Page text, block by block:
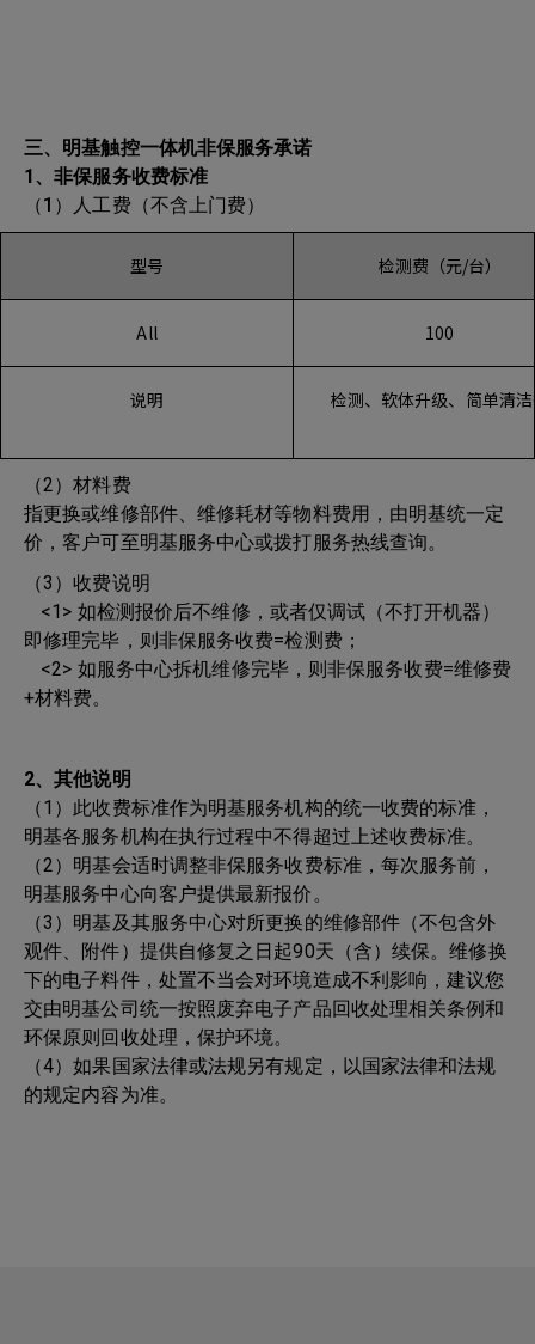
三、明基触控一体机非保服务承诺
1、非保服务收费标准
（1）人工费（不含上门费）
型号 检测费（元/台）
All 100
说明 检测、软体升级、简单清
（2）材料费
指更换或维修部件、维修耗材等物料费用，由明基统一定
价，客户可至明基服务中心或拨打服务热线查询。
（3）收费说明
<1> 如检测报价后不维修，或者仅调试（不打开机器）
即修理完毕，则非保服务收费=检测费；
<2> 如服务中心拆机维修完毕，则非保服务收费=维修费
+材料费。
2、其他说明
（1）此收费标准作为明基服务机构的统一收费的标准，
明基各服务机构在执行过程中不得超过上述收费标准。
（2）明基会适时调整非保服务收费标准，每次服务前，
明基服务中心向客户提供最新报价。
（3）明基及其服务中心对所更换的维修部件（不包含外
观件、附件）提供自修复之日起90天（含）续保。维修换
下的电子料件，处置不当会对环境造成不利影响，建议您
交由明基公司统一按照废弃电子产品回收处理相关条例和
环保原则回收处理，保护环境。
（4）如果国家法律或法规另有规定，以国家法律和法规
的规定内容为准。